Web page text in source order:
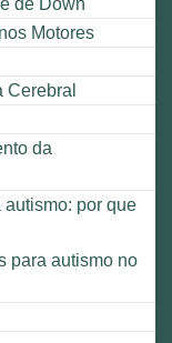
de Down
Motores
Cerebral
da
por que
para autismo no